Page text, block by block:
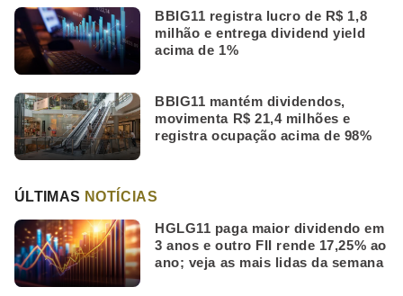
BBIG11 registra lucro de R$ 1,8
milhão e entrega dividend yield
acima de 1%
BBIG11 mantém dividendos,
movimenta R$ 21,4 milhões e
registra ocupação acima de 98%
ÚLTIMAS NOTÍCIAS
HGLG11 paga maior dividendo em
3 anos e outro FII rende 17,25% ao
ano; veja as mais lidas da semana